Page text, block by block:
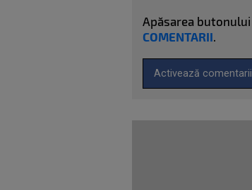
Apăsarea
COMENTARII.
Activează